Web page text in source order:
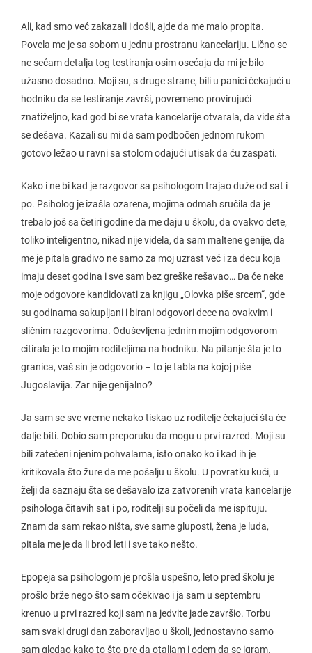
Ali, kad smo već zakazali i došli, ajde da me malo propita.
Povela me je sa sobom u jednu prostranu kancelariju. Lično se
ne sećam detalja tog testiranja osim osećaja da mi je bilo
užasno dosadno. Moji su, s druge strane, bili u panici čekajući u
hodniku da se testiranje završi, povremeno provirujući
znatiželjno, kad god bi se vrata kancelarije otvarala, da vide šta
se dešava. Kazali su mi da sam podbočen jednom rukom
gotovo ležao u ravni sa stolom odajući utisak da ću zaspati.
Kako i ne bi kad je razgovor sa psihologom trajao duže od sat i
po. Psiholog je izašla ozarena, mojima odmah sručila da je
trebalo još sa četiri godine da me daju u školu, da ovakvo dete,
toliko inteligentno, nikad nije videla, da sam maltene genije, da
me je pitala gradivo ne samo za moj uzrast već i za decu koja
imaju deset godina i sve sam bez greške rešavao… Da će neke
moje odgovore kandidovati za knjigu „Olovka piše srcem“, gde
su godinama sakupljani i birani odgovori dece na ovakvim i
sličnim razgovorima. Oduševljena jednim mojim odgovorom
citirala je to mojim roditeljima na hodniku. Na pitanje šta je to
granica, vaš sin je odgovorio – to je tabla na kojoj piše
Jugoslavija. Zar nije genijalno?
Ja sam se sve vreme nekako tiskao uz roditelje čekajući šta će
dalje biti. Dobio sam preporuku da mogu u prvi razred. Moji su
bili zatečeni njenim pohvalama, isto onako ko i kad ih je
kritikovala što žure da me pošalju u školu. U povratku kući, u
želji da saznaju šta se dešavalo iza zatvorenih vrata kancelarije
psihologa čitavih sat i po, roditelji su počeli da me ispituju.
Znam da sam rekao ništa, sve same gluposti, žena je luda,
pitala me je da li brod leti i sve tako nešto.
Epopeja sa psihologom je prošla uspešno, leto pred školu je
prošlo brže nego što sam očekivao i ja sam u septembru
krenuo u prvi razred koji sam na jedvite jade završio. Torbu
sam svaki drugi dan zaboravljao u školi, jednostavno samo
sam gledao kako to što pre da otaljam i odem da se igram.